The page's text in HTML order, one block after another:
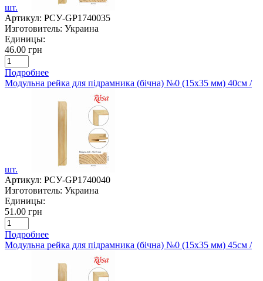
шт.
Артикул: РСУ-GP1740035
Изготовитель: Украина
Единицы:
46.00 грн
Подробнее
Модульна рейка для підрамника (бічна) №0 (15х35 мм) 40см /
шт.
Артикул: РСУ-GP1740040
Изготовитель: Украина
Единицы:
51.00 грн
Подробнее
Модульна рейка для підрамника (бічна) №0 (15х35 мм) 45см /